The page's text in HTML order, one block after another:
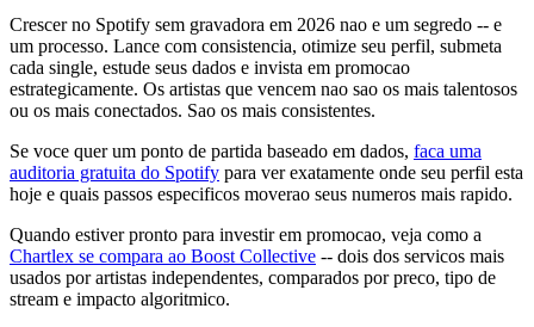
Crescer no Spotify sem gravadora em 2026 nao e um segredo -- e
um processo. Lance com consistencia, otimize seu perfil, submeta
cada single, estude seus dados e invista em promocao
estrategicamente. Os artistas que vencem nao sao os mais talentosos
ou os mais conectados. Sao os mais consistentes.
Se voce quer um ponto de partida baseado em dados, faca uma
auditoria gratuita do Spotify para ver exatamente onde seu perfil esta
hoje e quais passos especificos moverao seus numeros mais rapido.
Quando estiver pronto para investir em promocao, veja como a
Chartlex se compara ao Boost Collective -- dois dos servicos mais
usados por artistas independentes, comparados por preco, tipo de
stream e impacto algoritmico.